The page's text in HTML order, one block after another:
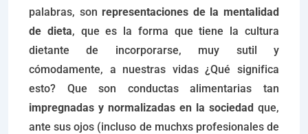
palabras, sonrepresentaciones de la mentalidad
de dieta, que es la forma que tiene la cultura
dietante de incorporarse, muy sutil y
cómodamente, a nuestras vidas ¿Qué significa
esto? Que son conductas alimentarias tan
impregnadas y normalizadas en la sociedad que,
ante sus ojos (incluso de muchxs profesionales de